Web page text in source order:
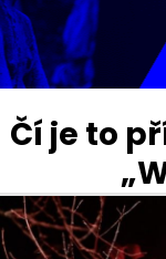
Čí je to